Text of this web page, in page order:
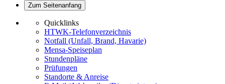
Zum Seitenanfang
Quicklinks
HTWK-Telefonverzeichnis
Notfall (Unfall, Brand, Havarie)
Mensa-Speiseplan
Stundenpläne
Prüfungen
Standorte & Anreise